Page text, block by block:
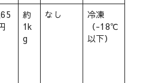
約
1k
g
なし
冷凍
（-18℃
以下）